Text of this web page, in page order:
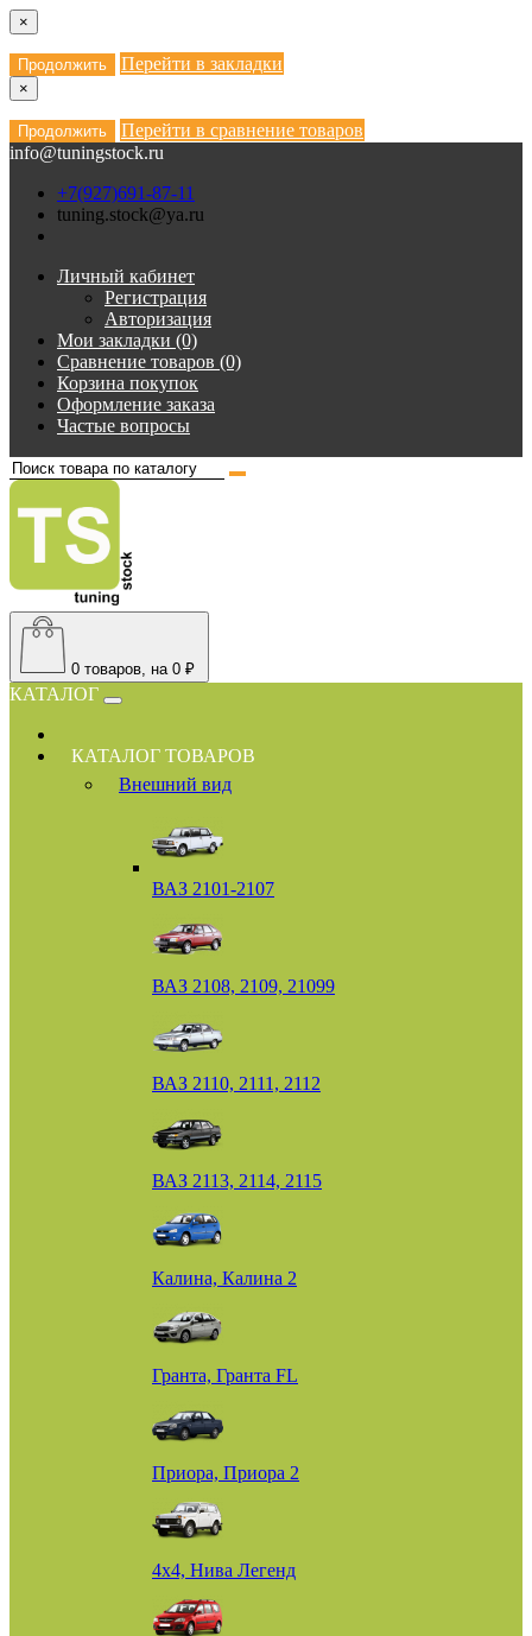
×
Продолжить Перейти в закладки
×
Продолжить
Перейти в сравнение товаров
info@tuningstock.ru
+7(927)691-87-11
tuning.stock@ya.ru
Личный кабинет
Регистрация
Авторизация
Мои закладки (0)
Сравнение товаров (0)
Корзина покупок
Оформление заказа
Частые вопросы
0 товаров, на 0 ₽
КАТАЛОГ
КАТАЛОГ ТОВАРОВ
Внешний вид
ВАЗ 2101-2107
ВАЗ 2108, 2109, 21099
ВАЗ 2110, 2111, 2112
ВАЗ 2113, 2114, 2115
Калина, Калина 2
Гранта, Гранта FL
Приора, Приора 2
4х4, Нива Легенд